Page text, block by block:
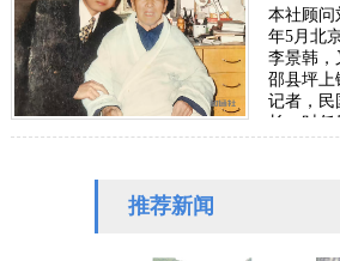
本社顾问
年5月北
李景韩，
邵县坪上
记者，民
长，时任
推荐新闻